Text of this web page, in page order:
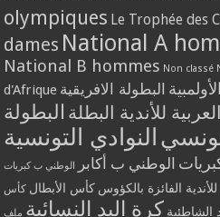
olympiques Le Trophée des
dames National A
National B hommes Non classé
d'Afrique البطولة الافريقية
للأندية البطلة البطولة
النوادي التونسية
الوطني ب أكابر الوطني ب كبريات
الفائزة بالكؤوس كأس الأبطال كأس
الشاطئية كرة اليد النسائية ملف